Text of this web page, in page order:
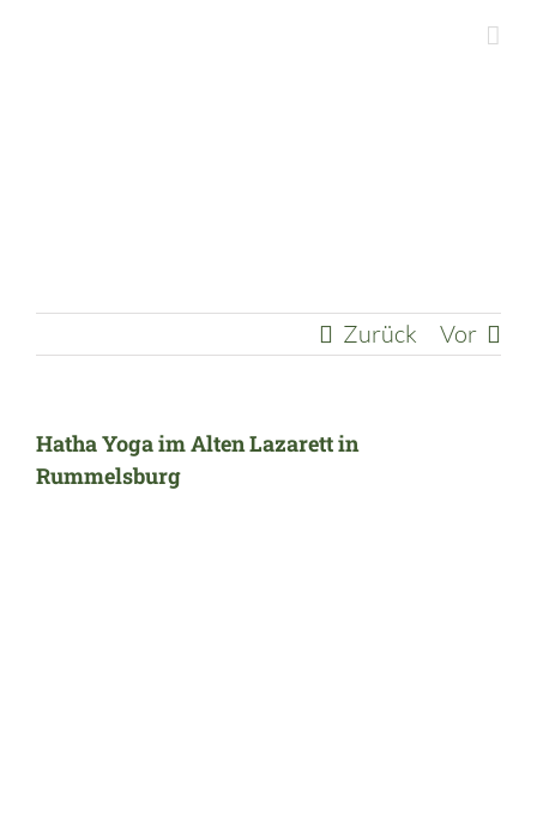
Zurück Vor
Hatha Yoga im Alten Lazarett in
Rummelsburg